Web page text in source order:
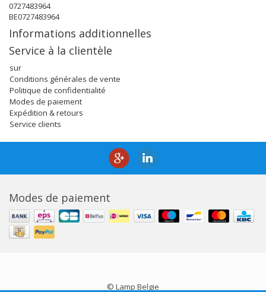
0727483964
BE0727483964
Informations additionnelles
Service à la clientèle
sur
Conditions générales de vente
Politique de confidentialité
Modes de paiement
Expédition & retours
Service clients
Modes de paiement
© Lamp Belgie